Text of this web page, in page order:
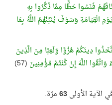
فَنَسُوا حَظًّا مِمَّا ذُكِّرُوا بِهِ
الْقِيَامَةِ وَسَوْفَ يُنَبِّئُهُمُ اللَّهُ بِمَا
دِينَكُمْ هُزُوًا وَلَعِبًا مِنَ الَّذِينَ
وَاتَّقُوا اللَّهَ إِنْ كُنْتُمْ مُؤْمِنِينَ
(57)
الأولى63مرّة.